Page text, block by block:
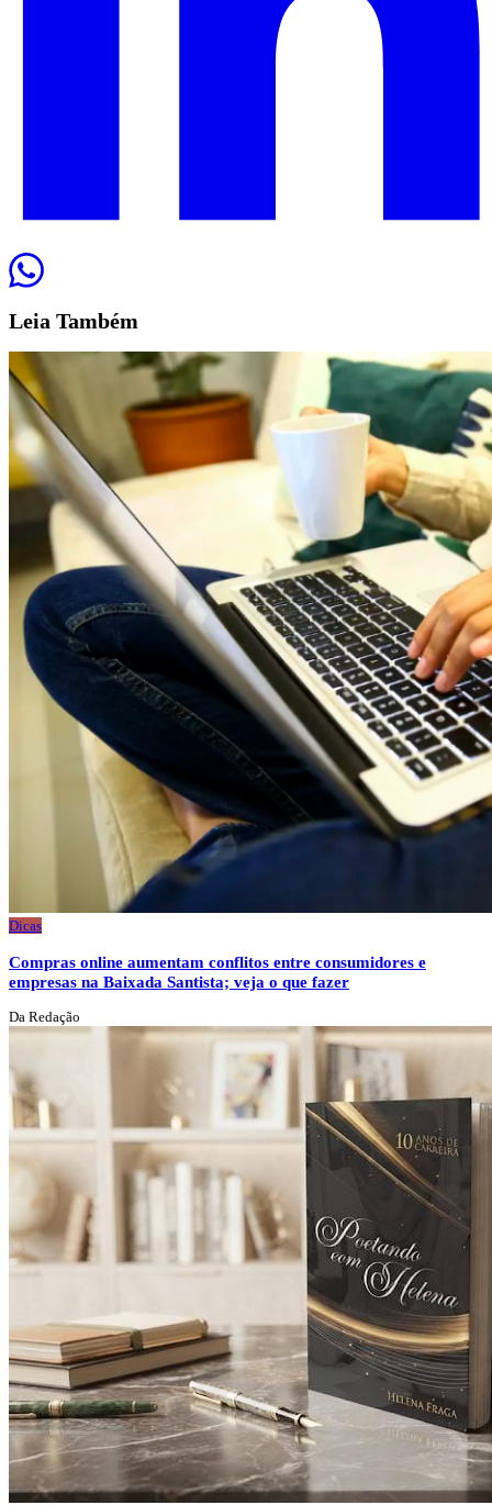
Leia Também
Dicas
Compras online aumentam conflitos entre consumidores e
empresas na Baixada Santista; veja o que fazer
Da Redação